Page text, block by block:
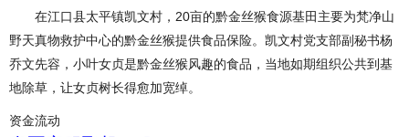
在江口县太平镇凯文村，20亩的黔金丝猴食源基田主要为梵净山
野天真物救护中心的黔金丝猴提供食品保险。凯文村党支部副秘书杨
乔文先容，小叶女贞是黔金丝猴风趣的食品，当地如期组织公共到基
地除草，让女贞树长得愈加宽绰。
资金流动